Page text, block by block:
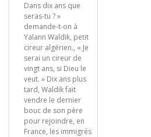
Dans dix ans que
seras-tu ? »
demande-t-on à
Yalann Waldik, petit
cireur algérien., « Je
serai un cireur de
vingt ans, si Dieu le
veut. » Dix ans plus
tard, Waldik fait
vendre le dernier
bouc de son père
pour rejoindre, en
France, les immigrés